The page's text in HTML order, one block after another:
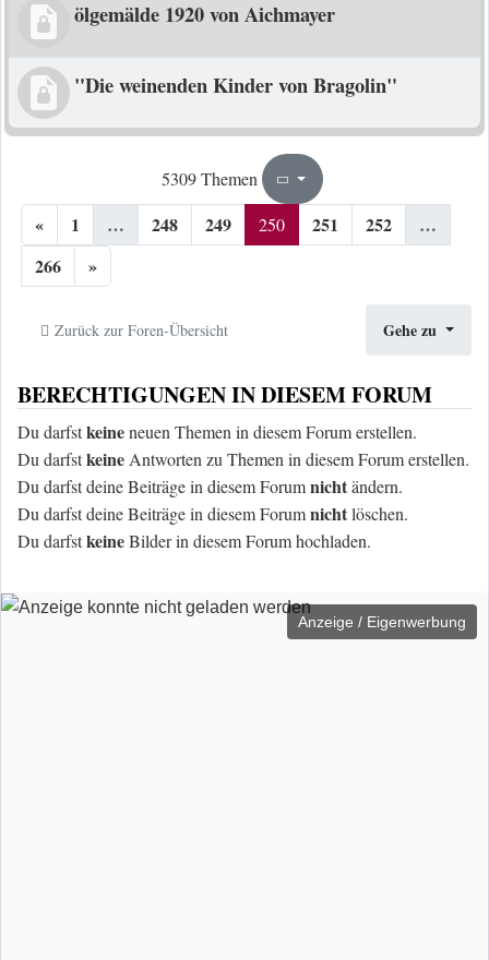
ölgemälde 1920 von Aichmayer
"Die weinenden Kinder von Bragolin"
5309 Themen Seite250
« 1 … 248 249 250 251 252
…
266
»
Zurück zur Foren-Übersicht Gehe zu
BERECHTIGUNGEN IN DIESEM FORUM
Du darfstkeineneuen Themen in diesem Forum erstellen.
Du darfstkeine Antworten zu Themen in diesem Forum erstellen.
Du darfst deine Beiträge in diesem Forumnichtändern.
Du darfst deine Beiträge in diesem Forumnichtlöschen.
Du darfstkeineBilder in diesem Forum hochladen.
Anzeige / Eigenwerbung